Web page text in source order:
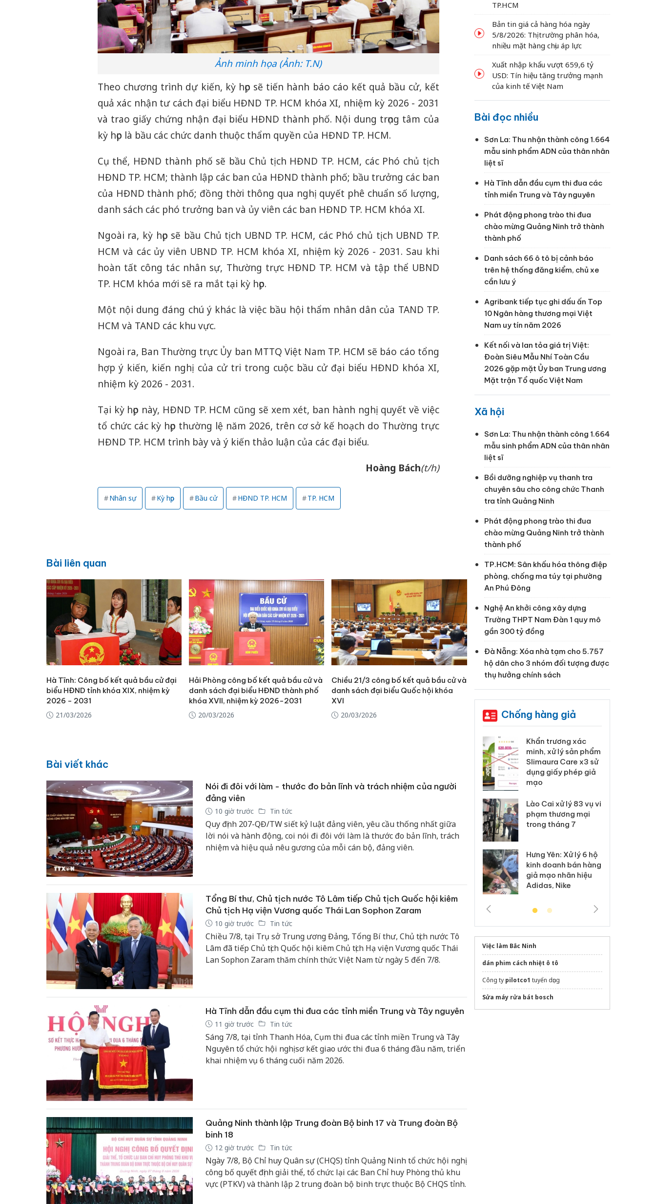
Ảnh minh họa (Ảnh: T.N)
Theo chương trình dự kiến, kỳ họp sẽ tiến hành báo cáo kết quả bầu cử, kết
quả xác nhận tư cách đại biểu HĐND TP. HCM khóa XI, nhiệm kỳ 2026 - 2031
và trao giấy chứng nhận đại biểu HĐND thành phố. Nội dung trọng tâm của
kỳ họp là bầu các chức danh thuộc thẩm quyền của HĐND TP. HCM.
Cụ thể, HĐND thành phố sẽ bầu Chủ tịch HĐND TP. HCM, các Phó chủ tịch
HĐND TP. HCM; thành lập các ban của HĐND thành phố; bầu trưởng các ban
của HĐND thành phố; đồng thời thông qua nghị quyết phê chuẩn số lượng,
danh sách các phó trưởng ban và ủy viên các ban HĐND TP. HCM khóa XI.
Ngoài ra, kỳ họp sẽ bầu Chủ tịch UBND TP. HCM, các Phó chủ tịch UBND TP.
HCM và các ủy viên UBND TP. HCM khóa XI, nhiệm kỳ 2026 - 2031. Sau khi
hoàn tất công tác nhân sự, Thường trực HĐND TP. HCM và tập thể UBND
TP. HCM khóa mới sẽ ra mắt tại kỳ họp.
Một nội dung đáng chú ý khác là việc bầu hội thẩm nhân dân của TAND TP.
HCM và TAND các khu vực.
Ngoài ra, Ban Thường trực Ủy ban MTTQ Việt Nam TP. HCM sẽ báo cáo tổng
hợp ý kiến, kiến nghị của cử tri trong cuộc bầu cử đại biểu HĐND khóa XI,
nhiệm kỳ 2026 - 2031.
Tại kỳ họp này, HĐND TP. HCM cũng sẽ xem xét, ban hành nghị quyết về việc
tổ chức các kỳ họp thường lệ năm 2026, trên cơ sở kế hoạch do Thường trực
HĐND TP. HCM trình bày và ý kiến thảo luận của các đại biểu.
Hoàng Bách(t/h)
Nhân sự Kỳ họp Bầu cử HĐND TP. HCM TP. HCM
Bài liên quan
Hà Tĩnh: Công bố kết quả bầu cử đại
biểu HĐND tỉnh khóa XIX, nhiệm kỳ
2026 - 2031
21/03/2026
Hải Phòng công bố kết quả bầu cử và
danh sách đại biểu HĐND thành phố
khóa XVII, nhiệm kỳ 2026-2031
20/03/2026
Chiều 21/3 công bố kết quả bầu cử và
danh sách đại biểu Quốc hội khóa
XVI
20/03/2026
Bài viết khác
Nói đi đôi với làm - thước đo bản lĩnh và trách nhiệm của người
đảng viên
10 giờ trước Tin tức
Quy định 207-QĐ/TW siết kỷ luật đảng viên, yêu cầu thống nhất giữa
lời nói và hành động, coi nói đi đôi với làm là thước đo bản lĩnh, trách
nhiệm và hiệu quả nêu gương của mỗi cán bộ, đảng viên.
Tổng Bí thư, Chủ tịch nước Tô Lâm tiếp Chủ tịch Quốc hội kiêm
Chủ tịch Hạ viện Vương quốc Thái Lan Sophon Zaram
10 giờ trước Tin tức
Chiều 7/8, tại Trụ sở Trung ương Đảng, Tổng Bí thư, Chủ tịch nước Tô
Lâm đã tiếp Chủ tịch Quốc hội kiêm Chủ tịch Hạ viện Vương quốc Thái
Lan Sophon Zaram thăm chính thức Việt Nam từ ngày 5 đến 7/8.
Hà Tĩnh dẫn đầu cụm thi đua các tỉnh miền Trung và Tây nguyên
11 giờ trước Tin tức
Sáng 7/8, tại tỉnh Thanh Hóa, Cụm thi đua các tỉnh miền Trung và Tây
Nguyên tổ chức hội nghị sơ kết giao ước thi đua 6 tháng đầu năm, triển
khai nhiệm vụ 6 tháng cuối năm 2026.
Quảng Ninh thành lập Trung đoàn Bộ binh 17 và Trung đoàn Bộ
binh 18
12 giờ trước Tin tức
Ngày 7/8, Bộ Chỉ huy Quân sự (CHQS) tỉnh Quảng Ninh tổ chức hội nghị
công bố quyết định giải thể, tổ chức lại các Ban Chỉ huy Phòng thủ khu
vực (PTKV) và thành lập 2 trung đoàn bộ binh trực thuộc Bộ CHQS tỉnh.
TP.HCM
Bản tin giá cả hàng hóa ngày
5/8/2026: Thị trường phân hóa,
nhiều mặt hàng chịu áp lực
Xuất nhập khẩu vượt 659,6 tỷ
USD: Tín hiệu tăng trưởng mạnh
của kinh tế Việt Nam
Bài đọc nhiều
Sơn La: Thu nhận thành công 1.664
mẫu sinh phẩm ADN của thân nhân
liệt sĩ
Hà Tĩnh dẫn đầu cụm thi đua các
tỉnh miền Trung và Tây nguyên
Phát động phong trào thi đua
chào mừng Quảng Ninh trở thành
thành phố
Danh sách 66 ô tô bị cảnh báo
trên hệ thống đăng kiểm, chủ xe
cần lưu ý
Agribank tiếp tục ghi dấu ấn Top
10 Ngân hàng thương mại Việt
Nam uy tín năm 2026
Kết nối và lan tỏa giá trị Việt:
Đoàn Siêu Mẫu Nhí Toàn Cầu
2026 gặp mặt Ủy ban Trung ương
Mặt trận Tổ quốc Việt Nam
Xã hội
Sơn La: Thu nhận thành công 1.664
mẫu sinh phẩm ADN của thân nhân
liệt sĩ
Bồi dưỡng nghiệp vụ thanh tra
chuyên sâu cho công chức Thanh
tra tỉnh Quảng Ninh
Phát động phong trào thi đua
chào mừng Quảng Ninh trở thành
thành phố
TP.HCM: Sân khấu hóa thông điệp
phòng, chống ma túy tại phường
An Phú Đông
Nghệ An khởi công xây dựng
Trường THPT Nam Đàn 1 quy mô
gần 300 tỷ đồng
Đà Nẵng: Xóa nhà tạm cho 5.757
hộ dân cho 3 nhóm đối tượng được
thụ hưởng chính sách
Chống hàng giả
kinh doanh
án sản xuất, buôn
bán yến sào giả
Moyuum giả
Khẩn trương xác
minh, xử lý sản phẩm
Slimaura Care x3 sử
dụng giấy phép giả
mạo
Lào Cai xử lý 83 vụ vi
phạm thương mại
trong tháng 7
Hưng Yên: Xử lý 6 hộ
kinh doanh bán hàng
giả mạo nhãn hiệu
Adidas, Nike
Việc làm Bắc Ninh
dán phim cách nhiệt ô tô
Công ty pilotco1 tuyển dụng
Sửa máy rửa bát bosch